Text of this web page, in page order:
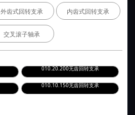
外齿式回转支承 内齿式回转支承
交叉滚子轴承
010.20.200无齿回转支承
010.10.150无齿回转支承